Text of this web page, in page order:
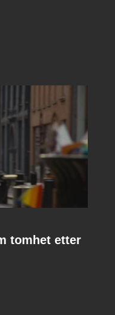
tomhet etter